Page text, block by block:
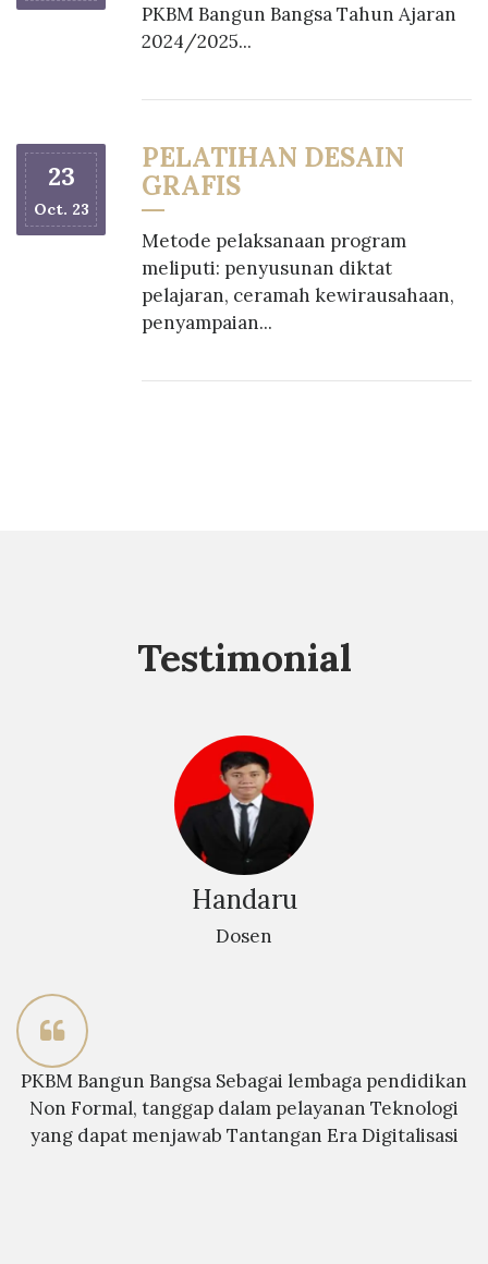
PKBM Bangun Bangsa Tahun Ajaran
2024/2025...
23
Oct. 23
PELATIHAN DESAIN
GRAFIS
Metode pelaksanaan program
meliputi: penyusunan diktat
pelajaran, ceramah kewirausahaan,
penyampaian...
Testimonial
Handaru
Dosen
PKBM Bangun Bangsa Sebagai lembaga pendidikan
Non Formal, tanggap dalam pelayanan Teknologi
yang dapat menjawab Tantangan Era Digitalisasi